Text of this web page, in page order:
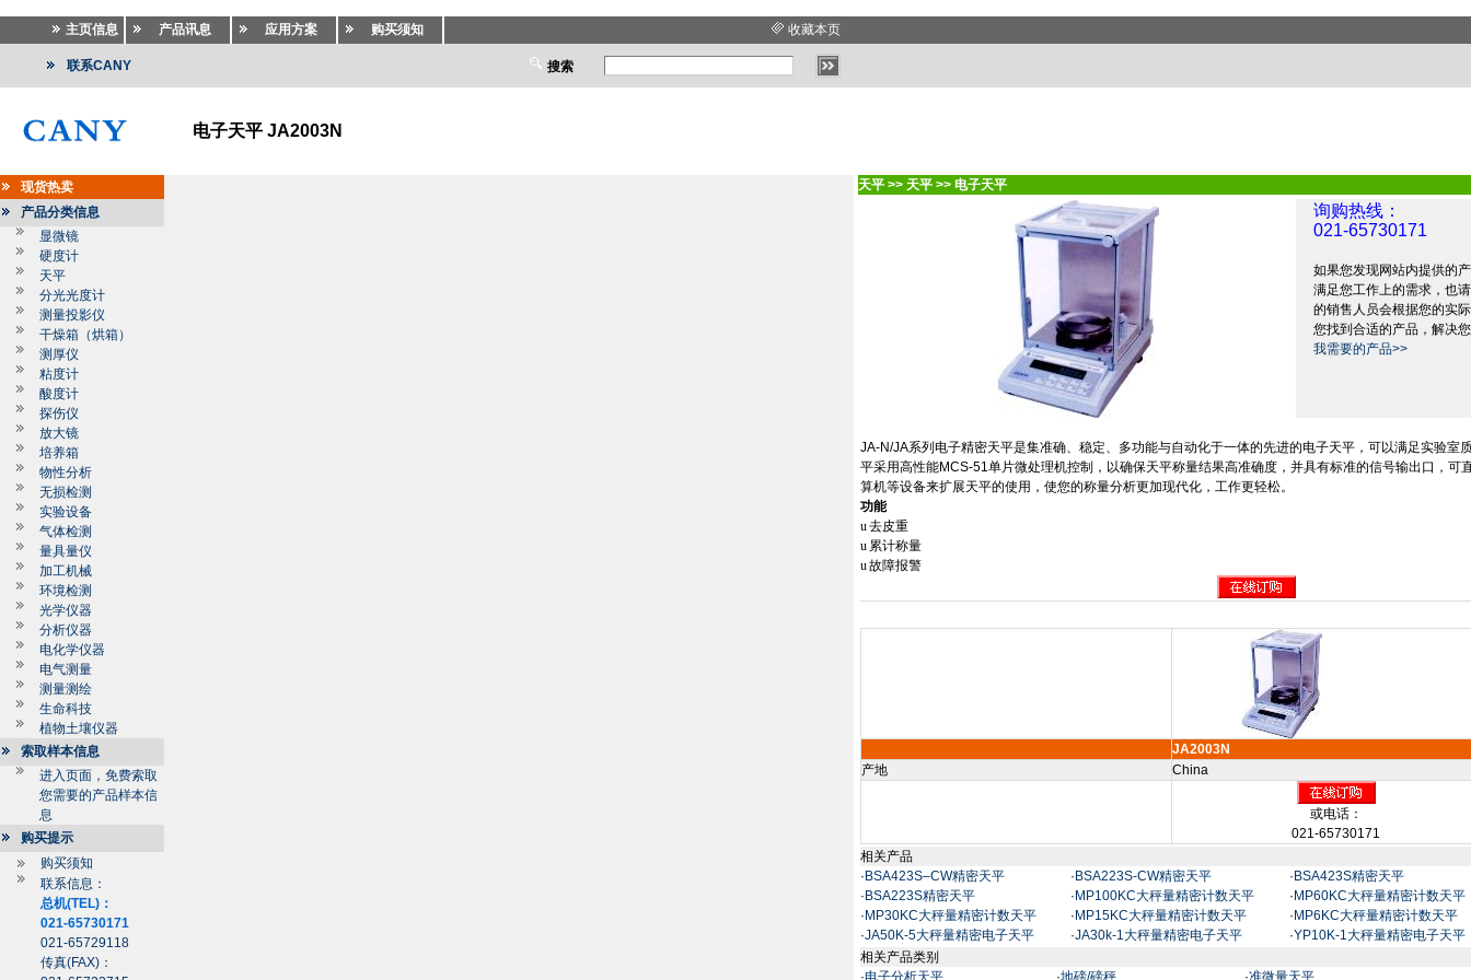
主页信息 产品讯息 应用方案 购买须知 收藏本页
联系CANY 搜索
电子天平 JA2003N
现货热卖
产品分类信息
显微镜
硬度计
天平
分光光度计
测量投影仪
干燥箱（烘箱）
测厚仪
粘度计
酸度计
探伤仪
放大镜
培养箱
物性分析
无损检测
实验设备
气体检测
量具量仪
加工机械
环境检测
光学仪器
分析仪器
电化学仪器
电气测量
测量测绘
生命科技
植物土壤仪器
索取样本信息
进入页面，免费索取
您需要的产品样本信
息
购买提示
购买须知
联系信息：
总机(TEL)：
021-65730171
021-65729118
传真(FAX)：
天平 >> 天平 >> 电子天平
询购热线：
021-65730171
如果您发现网站内提供的
满足您工作上的需求，也
的销售人员会根据您的实
您找到合适的产品，解决
我需要的产品>>
JA-N/JA系列电子精密天平是集准确、稳定、多功能与自动化于一体的先进的电子天平，可以满足实验室
平采用高性能MCS-51单片微处理机控制，以确保天平称量结果高准确度，并具有标准的信号输出口，可
算机等设备来扩展天平的使用，使您的称量分析更加现代化，工作更轻松。
功能
u去皮重
u 累计称量
u故障报警
JA2003N
产地
China
或电话：
021-65730171
相关产品
· BSA423S–CW精密天平 · BSA223S-CW精密天平 · BSA423S精密天平
· BSA223S精密天平 · MP100KC大秤量精密计数天平 · MP60KC大秤量精密计数天平
· MP30KC大秤量精密计数天平 · MP15KC大秤量精密计数天平 · MP6KC大秤量精密计数天平
·JA50K-5大秤量精密电子天平 ·JA30k-1大秤量精密电子天平 ·YP10K-1大秤量精密电子天平
相关产品类别
·电子分析天平 ·地磅/磅秤 ·准微量天平